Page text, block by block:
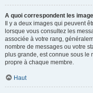
A quoi correspondent les
Il y a deux images qui peuvent
lorsque vous consultez les
associée à votre rang,
nombre de messages ou votre
plus grande, est connue sous le
propre à chaque membre.
Haut